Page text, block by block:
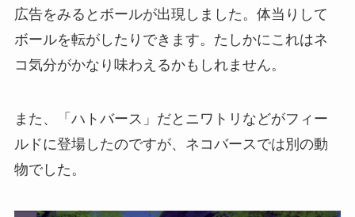
広告をみるとボールが出現しました。体当りして
ボールを転がしたりできます。たしかにこれはネ
コ気分がかなり味わえるかもしれません。
また、「ハトバース」だとニワトリなどがフィー
ルドに登場したのですが、ネコバースでは別の動
物でした。